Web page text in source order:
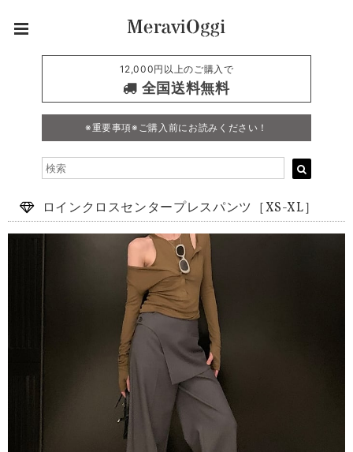
12,000円以上のご購入で
全国送料無料
※重要事項※ご購入前にお読みください！
ロインクロスセンタープレスパンツ［XS-XL］